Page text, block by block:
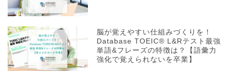
脳が覚えやすい仕組みづくりを！
Database TOEIC® L&Rテスト最強
単語&フレーズの特徴は？【語彙力
強化で覚えられないを卒業】